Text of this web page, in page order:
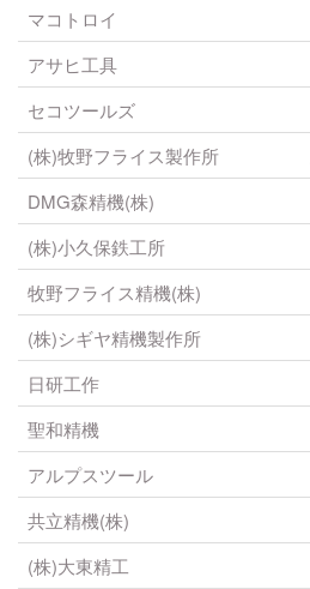
マコトロイ
アサヒ工具
セコツールズ
(株)牧野フライス製作所
DMG森精機(株)
(株)小久保鉄工所
牧野フライス精機(株)
(株)シギヤ精機製作所
日研工作
聖和精機
アルプスツール
共立精機(株)
(株)大東精工